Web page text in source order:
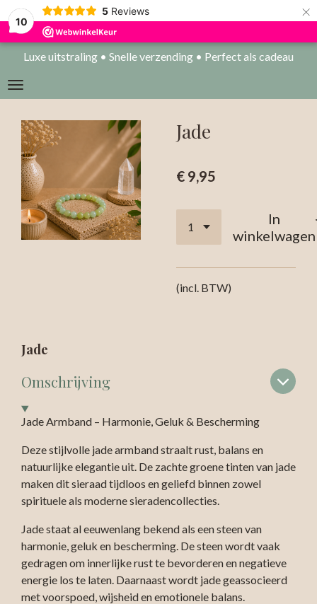
10
5 Reviews ×
Luxe uitstraling • Snelle verzending • Perfect als cadeau
Jade
€ 9,95
In
winkelwagen
(incl. BTW)
Jade
Omschrijving
Jade Armband – Harmonie, Geluk & Bescherming
Deze stijlvolle jade armband straalt rust, balans en
natuurlijke elegantie uit. De zachte groene tinten van jade
maken dit sieraad tijdloos en geliefd binnen zowel
spirituele als moderne sieradencollecties.
Jade staat al eeuwenlang bekend als een steen van
harmonie, geluk en bescherming. De steen wordt vaak
gedragen om innerlijke rust te bevorderen en negatieve
energie los te laten. Daarnaast wordt jade geassocieerd
met voorspoed, wijsheid en emotionele balans.